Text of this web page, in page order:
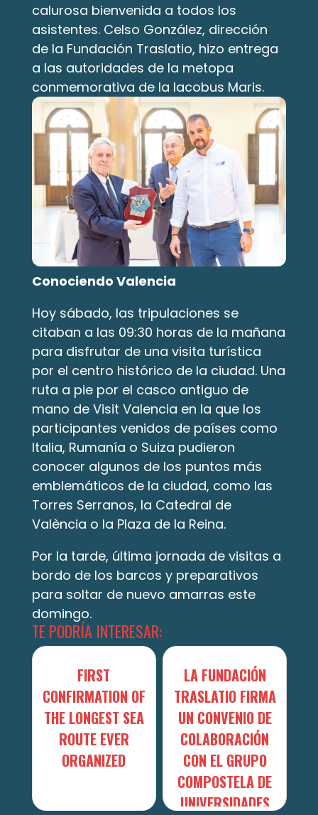
calurosa bienvenida a todos los
asistentes. Celso González, dirección
de la Fundación Traslatio, hizo entrega
a las autoridades de la metopa
conmemorativa de la Iacobus Maris.
Conociendo Valencia
Hoy sábado, las tripulaciones se
citaban a las 09:30 horas de la mañana
para disfrutar de una visita turística
por el centro histórico de la ciudad. Una
ruta a pie por el casco antiguo de
mano de Visit Valencia en la que los
participantes venidos de países como
Italia, Rumanía o Suiza pudieron
conocer algunos de los puntos más
emblemáticos de la ciudad, como las
Torres Serranos, la Catedral de
València o la Plaza de la Reina.
Por la tarde, última jornada de visitas a
bordo de los barcos y preparativos
para soltar de nuevo amarras este
domingo.
TE PODRÍA INTERESAR:
FIRST
CONFIRMATION OF
THE LONGEST SEA
ROUTE EVER
ORGANIZED
LA FUNDACIÓN
TRASLATIO FIRMA
UN CONVENIO DE
COLABORACIÓN
CON EL GRUPO
COMPOSTELA DE
UNIVERSIDADES